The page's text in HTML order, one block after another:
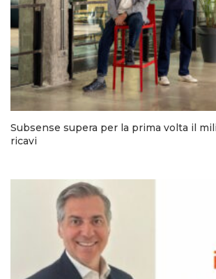
Subsense supera per la prima volta il
ricavi